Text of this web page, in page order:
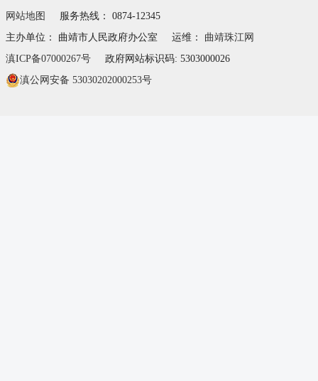
网站地图
服务热线： 0874-12345
主办单位： 曲靖市人民政府办公室
运维： 曲靖珠江网
滇ICP备07000267号
政府网站标识码: 5303000026
滇公网安备 53030202000253号